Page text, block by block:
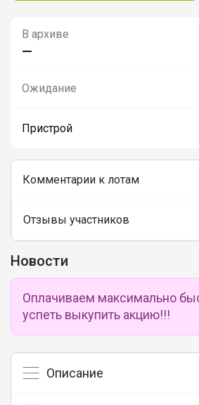
В архиве
—
Ожидание
Пристрой
Комментарии к лотам
Отзывы участников
Новости
Оплачиваем максимально
успеть выкупить акцию!!!
Описание